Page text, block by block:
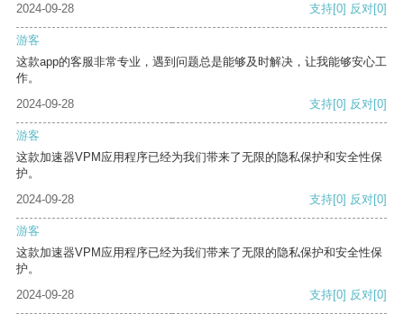
2024-09-28
支持[0] 反对[0]
游客
这款app的客服非常专业，遇到问题总是能够及时解决，让我能够安心工
作。
2024-09-28
支持[0] 反对[0]
游客
这款加速器VPM应用程序已经为我们带来了无限的隐私保护和安全性保
护。
2024-09-28
支持[0] 反对[0]
游客
这款加速器VPM应用程序已经为我们带来了无限的隐私保护和安全性保
护。
2024-09-28
支持[0] 反对[0]